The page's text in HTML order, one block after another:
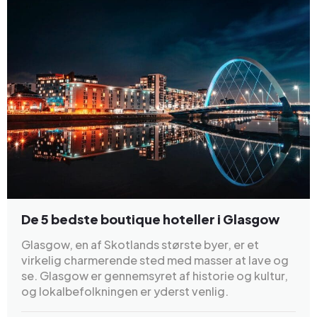
De 5 bedste boutique hoteller i Glasgow
Glasgow, en af Skotlands største byer, er et
virkelig charmerende sted med masser at lave og
se. Glasgow er gennemsyret af historie og kultur,
og lokalbefolkningen er yderst venlig.